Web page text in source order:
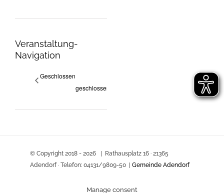
Veranstaltung-
Navigation
Geschlossen
geschlossen
© Copyright 2018 - 2026 | Rathausplatz 16 · 21365
Adendorf · Telefon: 04131/9809-50 | Gemeinde Adendorf
Manage consent